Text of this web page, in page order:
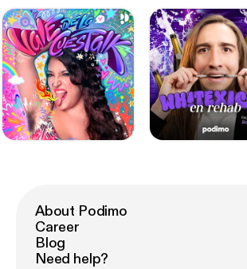
About Podimo
Career
Blog
Need help?